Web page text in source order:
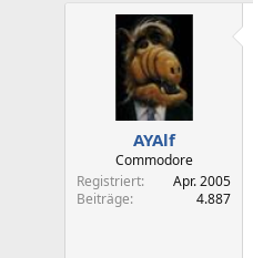
AYAlf
Commodore
Registriert
Apr. 2005
Beiträge
4.887